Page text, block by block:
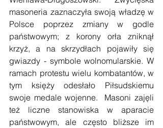
masoneria zaznaczyła swoją władzę w
Polsce poprzez zmiany w godle
państwowym; z korony orła zniknął
krzyż, a na skrzydłach pojawiły się
gwiazdy - symbole wolnomularskie. W
ramach protestu wielu kombatantów, w
tym księży odesłało Piłsudskiemu
swoje medale wojenne.  Masoni zajęli
też liczne stanowiska w aparacie
państwowym, ale często bliższe im